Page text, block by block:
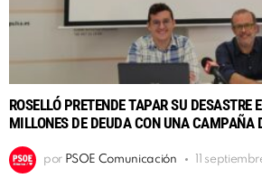
ROSELLÓ PRETENDE TAPAR SU DESASTRE
MILLONES DE DEUDA CON UNA CAMPAÑA
por PSOE Comunicación 11